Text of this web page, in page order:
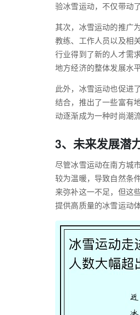
验冰雪运动，不仅带动
其次，冰雪运动的推广
教练、工作人员以及相
行业得到了新的人才需
地方经济的整体发展水平
此外，冰雪运动也促进
结合，推出了一些富有
动逐渐成为一种时尚潮
3、未来发展潜
尽管冰雪运动在南方城
较为温暖，导致自然条
来弥补这一不足，但这
提供高质量的冰雪运动